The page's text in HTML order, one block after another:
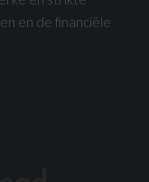
en de financiële